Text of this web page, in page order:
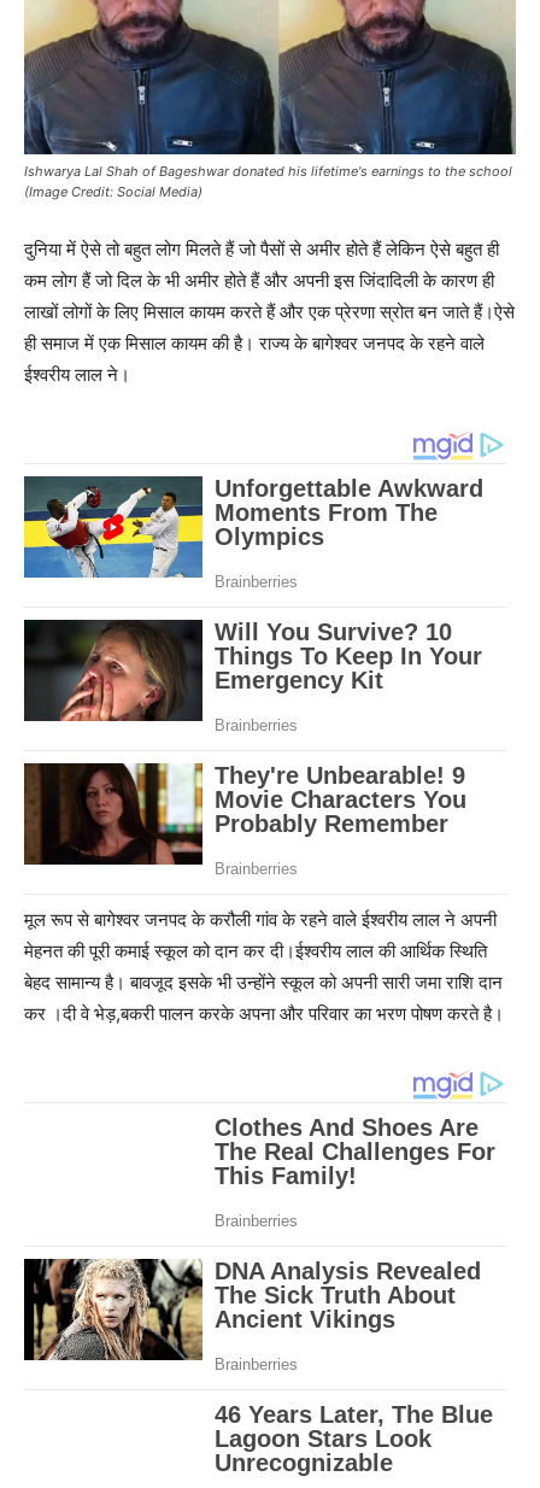
Ishwarya Lal Shah of Bageshwar donated his lifetime's earnings to the school
(Image Credit: Social Media)
दुनिया में ऐसे तो बहुत लोग मिलते हैं जो पैसों से अमीर होते हैं लेकिन ऐसे बहुत ही
कम लोग हैं जो दिल के भी अमीर होते हैं और अपनी इस जिंदादिली के कारण ही
लाखों लोगों के लिए मिसाल कायम करते हैं और एक प्रेरणा स्रोत बन जाते हैं।ऐसे
ही समाज में एक मिसाल कायम की है। राज्य के बागेश्वर जनपद के रहने वाले
ईश्वरीय लाल ने।
मूल रूप से बागेश्वर जनपद के करौली गांव के रहने वाले ईश्वरीय लाल ने अपनी
मेहनत की पूरी कमाई स्कूल को दान कर दी।ईश्वरीय लाल की आर्थिक स्थिति
बेहद सामान्य है। बावजूद इसके भी उन्होंने स्कूल को अपनी सारी जमा राशि दान
कर ।दी वे भेड़,बकरी पालन करके अपना और परिवार का भरण पोषण करते है।